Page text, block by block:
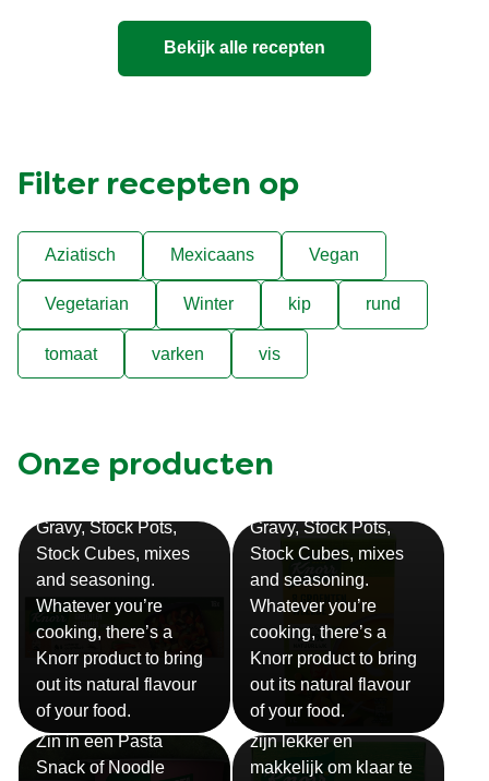
Bekijk alle recepten
Filter recepten op
Aziatisch Mexicaans Vegan
Vegetarian Winter kip rund
tomaat varken vis
Onze producten
Gravy, Stock Pots,
Stock Cubes, mixes
and seasoning.
Whatever you’re
cooking, there’s a
Knorr product to bring
out its natural flavour
of your food.
Gravy, Stock Pots,
Stock Cubes, mixes
and seasoning.
Whatever you’re
cooking, there’s a
Knorr product to bring
out its natural flavour
of your food.
Snackpots
Zin in een Pasta
Snack of Noodle
Sauzen
Onze Knorr sauzen
zijn lekker en
makkelijk om klaar te